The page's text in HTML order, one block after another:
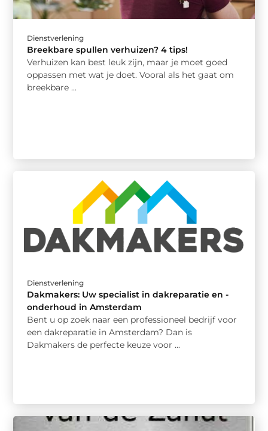
Dienstverlening
Breekbare spullen verhuizen? 4 tips!
Verhuizen kan best leuk zijn, maar je moet goed
oppassen met wat je doet. Vooral als het gaat om
breekbare ...
Dienstverlening
Dakmakers: Uw specialist in dakreparatie en -
onderhoud in Amsterdam
Bent u op zoek naar een professioneel bedrijf voor
een dakreparatie in Amsterdam? Dan is
Dakmakers de perfecte keuze voor ...